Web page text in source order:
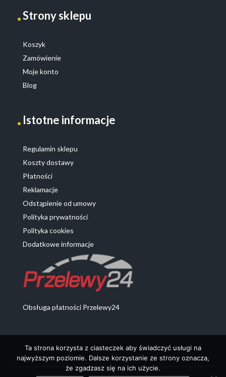
Ta strona korzysta z ciasteczek aby świadczyć usługi na
najwyższym poziomie. Dalsze korzystanie ze strony oznacza,
że zgadzasz się na ich użycie.
Strony sklepu
Koszyk
Zamówienie
Moje konto
Blog
Istotne informacje
Regulamin sklepu
Koszty dostawy
Płatności
Reklamacje
Odstąpienie od umowy
Polityka prywatności
Polityka cookies
Dodatkowe informacje
Obsługa płatności Przelewy24